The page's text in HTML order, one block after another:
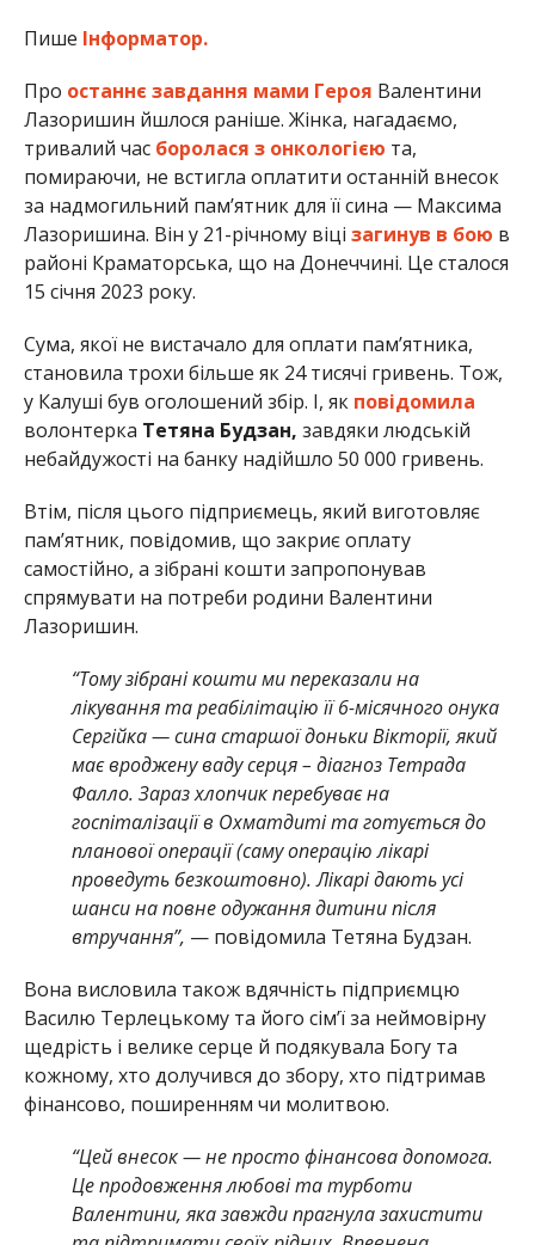
Пише Інформатор.
Про останнє завдання мами Героя Валентини
Лазоришин йшлося раніше. Жінка, нагадаємо,
тривалий час боролася з онкологією та,
помираючи, не встигла оплатити останній внесок
за надмогильний пам’ятник для її сина — Максима
Лазоришина. Він у 21-річному віці загинув в бою в
районі Краматорська, що на Донеччині. Це сталося
15 січня 2023 року.
Сума, якої не вистачало для оплати пам’ятника,
становила трохи більше як 24 тисячі гривень. Тож,
у Калуші був оголошений збір. І, як повідомила
волонтерка Тетяна Будзан, завдяки людській
небайдужості на банку надійшло 50 000 гривень.
Втім, після цього підприємець, який виготовляє
пам’ятник, повідомив, що закриє оплату
самостійно, а зібрані кошти запропонував
спрямувати на потреби родини Валентини
Лазоришин.
“Тому зібрані кошти ми переказали на
лікування та реабілітацію її 6-місячного онука
Сергійка — сина старшої доньки Вікторії, який
має вроджену ваду серця – діагноз Тетрада
Фалло. Зараз хлопчик перебуває на
госпіталізації в Охматдиті та готується до
планової операції (саму операцію лікарі
проведуть безкоштовно). Лікарі дають усі
шанси на повне одужання дитини після
втручання”, — повідомила Тетяна Будзан.
Вона висловила також вдячність підприємцю
Василю Терлецькому та його сім’ї за неймовірну
щедрість і велике серце й подякувала Богу та
кожному, хто долучився до збору, хто підтримав
фінансово, поширенням чи молитвою.
“Цей внесок — не просто фінансова допомога.
Це продовження любові та турботи
Валентини, яка завжди прагнула захистити